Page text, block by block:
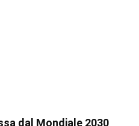
dal Mondiale 2030